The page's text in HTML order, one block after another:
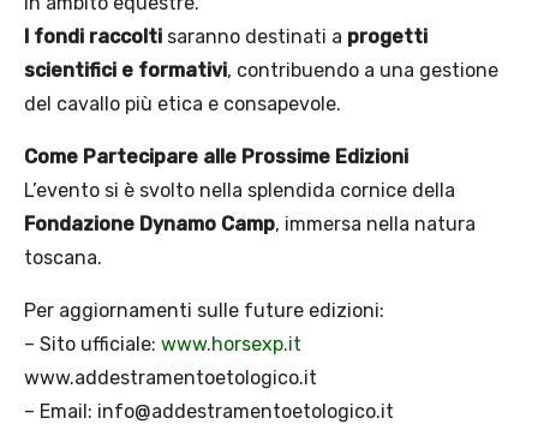
I fondi raccolti saranno destinati a progetti
scientifici e formativi, contribuendo a una gestione
del cavallo più etica e consapevole.
Come Partecipare alle Prossime Edizioni
L’evento si è svolto nella splendida cornice della
Fondazione Dynamo Camp, immersa nella natura
toscana.
Per aggiornamenti sulle future edizioni:
– Sito ufficiale: www.horsexp.it
www.addestramentoetologico.it
– Email: info@addestramentoetologico.it